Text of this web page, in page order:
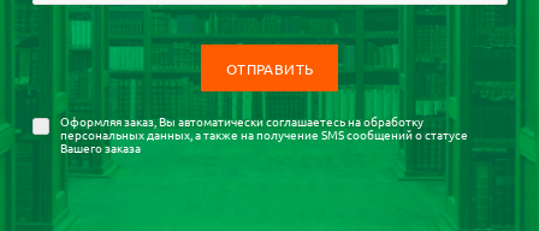
Оформляя заказ, Вы автоматически соглашаетесь наобработку
персональных данных, а также на получение SMS сообщений о статусе
Вашего заказа